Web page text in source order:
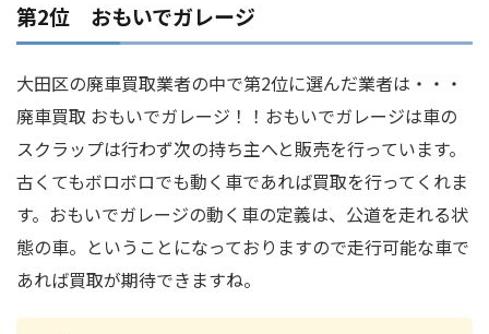
第2位 おもいでガレージ
大田区の廃車買取業者の中で第2位に選んだ業者は・・・
廃車買取 おもいでガレージ！！おもいでガレージは車の
スクラップは行わず次の持ち主へと販売を行っています。
古くてもボロボロでも動く車であれば買取を行ってくれま
す。おもいでガレージの動く車の定義は、公道を走れる状
態の車。ということになっておりますので走行可能な車で
あれば買取が期待できますね。